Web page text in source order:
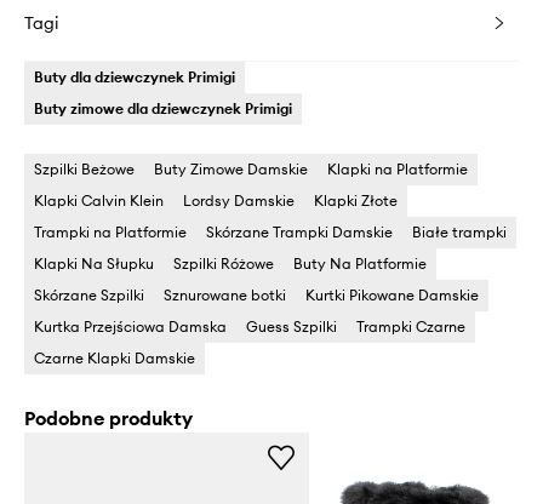
Tagi
Buty dla dziewczynek Primigi
Buty zimowe dla dziewczynek Primigi
Szpilki Beżowe Buty Zimowe Damskie
Klapki na Platformie
Klapki Calvin Klein
Lordsy Damskie
Klapki Złote
Trampki na Platformie
Skórzane Trampki Damskie
Białe trampki
Klapki Na Słupku
Szpilki Różowe
Buty Na Platformie
Skórzane Szpilki
Sznurowane botki
Kurtki Pikowane Damskie
Kurtka Przejściowa Damska
Guess Szpilki
Trampki Czarne
Czarne Klapki Damskie
Podobne produkty